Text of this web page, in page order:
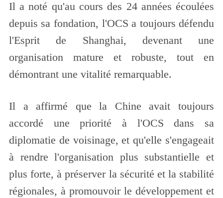
Il a noté qu'au cours des 24 années écoulées
depuis sa fondation, l'OCS a toujours défendu
l'Esprit de Shanghai, devenant une
organisation mature et robuste, tout en
démontrant une vitalité remarquable.
Il a affirmé que la Chine avait toujours
accordé une priorité à l'OCS dans sa
diplomatie de voisinage, et qu'elle s'engageait
à rendre l'organisation plus substantielle et
plus forte, à préserver la sécurité et la stabilité
régionales, à promouvoir le développement et